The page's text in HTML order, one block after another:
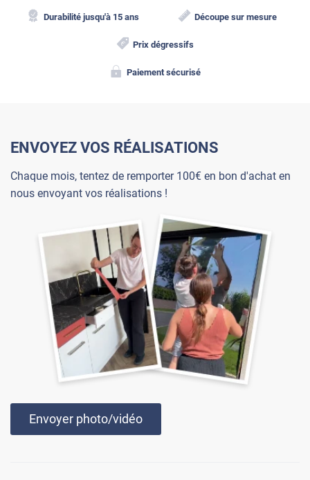
Durabilité jusqu'à 15 ans Découpe sur mesure
Prix dégressifs
Paiement sécurisé
ENVOYEZ VOS RÉALISATIONS
Chaque mois, tentez de remporter 100€ en bon d'achat en
nous envoyant vos réalisations !
Envoyer photo/vidéo